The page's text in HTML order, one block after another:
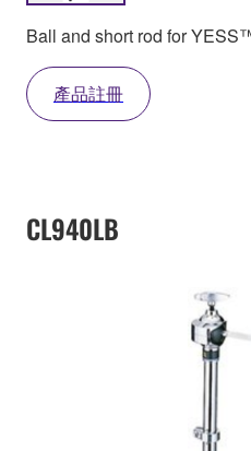
Ball and short rod for
產品註冊
CL940LB